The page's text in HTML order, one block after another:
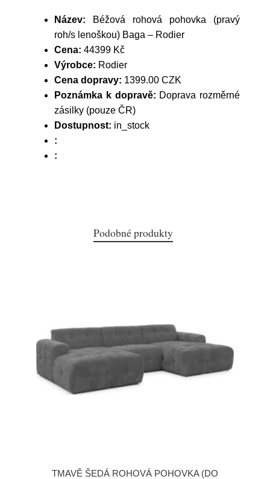
Název: Béžová rohová pohovka (pravý
roh/s lenoškou) Baga – Rodier
Cena: 44399 Kč
Výrobce: Rodier
Cena dopravy: 1399.00 CZK
Poznámka k dopravě: Doprava rozměrné
zásilky (pouze ČR)
Dostupnost: in_stock
:
:
Podobné produkty
TMAVĚ ŠEDÁ ROHOVÁ POHOVKA (DO